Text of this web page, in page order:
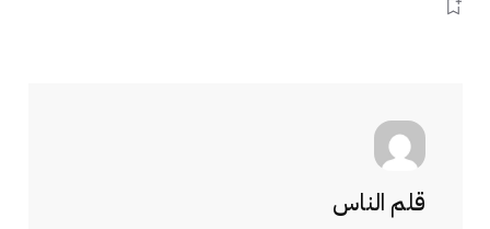
قلم الناس